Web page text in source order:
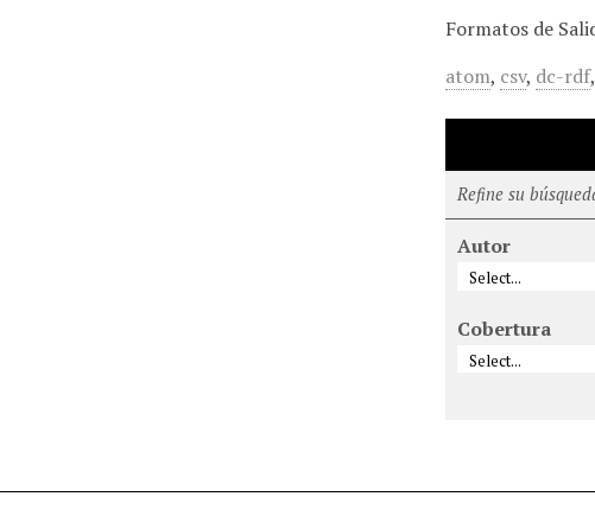
Formatos de
atom, csv, dc-rdf,
Refine su
Autor
Cobertura